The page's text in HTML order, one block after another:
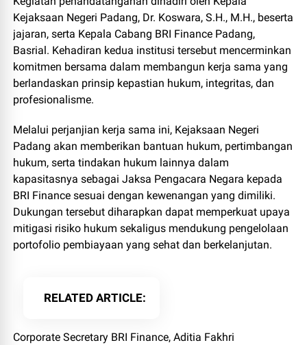
Kejaksaan Negeri Padang, Dr. Koswara, S.H., M.H., beserta
jajaran, serta Kepala Cabang BRI Finance Padang,
Basrial. Kehadiran kedua institusi tersebut mencerminkan
komitmen bersama dalam membangun kerja sama yang
berlandaskan prinsip kepastian hukum, integritas, dan
profesionalisme.
Melalui perjanjian kerja sama ini, Kejaksaan Negeri
Padang akan memberikan bantuan hukum, pertimbangan
hukum, serta tindakan hukum lainnya dalam
kapasitasnya sebagai Jaksa Pengacara Negara kepada
BRI Finance sesuai dengan kewenangan yang dimiliki.
Dukungan tersebut diharapkan dapat memperkuat upaya
mitigasi risiko hukum sekaligus mendukung pengelolaan
portofolio pembiayaan yang sehat dan berkelanjutan.
RELATED ARTICLE
Corporate Secretary BRI Finance, Aditia Fakhri